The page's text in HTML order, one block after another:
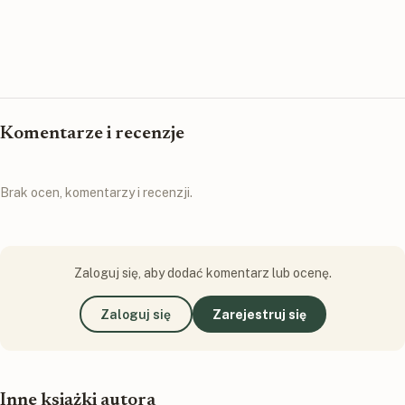
Komentarze i recenzje
Brak ocen, komentarzy i recenzji.
Zaloguj się, aby dodać komentarz lub ocenę.
Zaloguj się Zarejestruj się
Inne książki autora